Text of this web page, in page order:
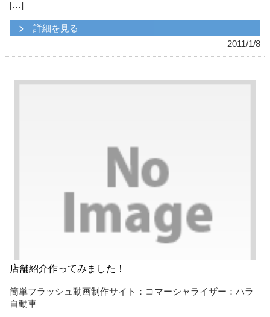
[…]
詳細を見る
2011/1/8
店舗紹介作ってみました！
簡単フラッシュ動画制作サイト：コマーシャライザー：ハラ
自動車